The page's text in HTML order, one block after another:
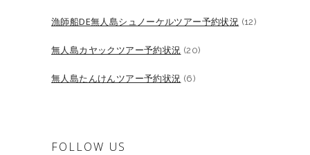
漁師船DE無人島シュノーケルツアー予約状況 (12)
無人島カヤックツアー予約状況 (20)
無人島たんけんツアー予約状況 (6)
FOLLOW US